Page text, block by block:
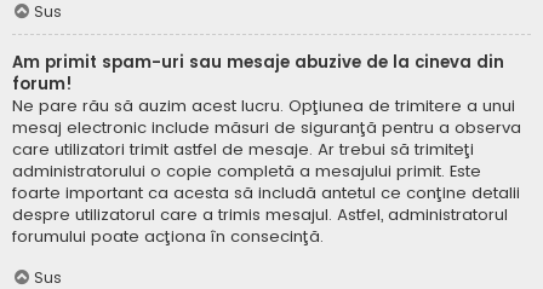
Sus
Am primit spam-uri sau mesaje abuzive de la cineva din
forum!
Ne pare rău să auzim acest lucru. Opţiunea de trimitere a unui
mesaj electronic include măsuri de siguranţă pentru a observa
care utilizatori trimit astfel de mesaje. Ar trebui să trimiteţi
administratorului o copie completă a mesajului primit. Este
foarte important ca acesta să includă antetul ce conţine detalii
despre utilizatorul care a trimis mesajul. Astfel, administratorul
forumului poate acţiona în consecinţă.
Sus